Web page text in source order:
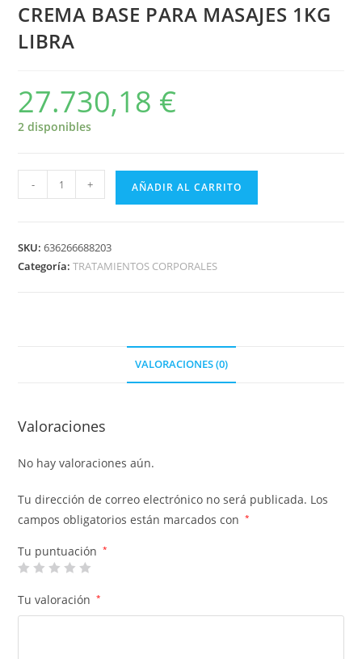
CREMA BASE PARA MASAJES 1KG
LIBRA
27.730,18 €
2 disponibles
- + AÑADIR AL CARRITO
SKU:636266688203
Categoría:TRATAMIENTOS CORPORALES
VALORACIONES (0)
Valoraciones
No hay valoraciones aún.
Tu dirección de correo electrónico no será publicada. Los
campos obligatorios están marcados con
*
Tu puntuación *
Tu valoración *